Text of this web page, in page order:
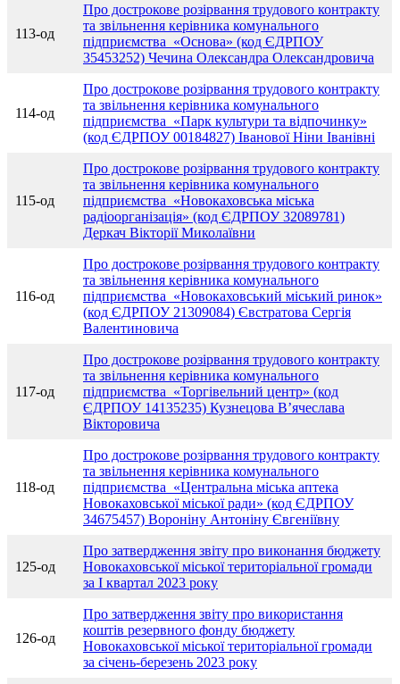
113-од
Про дострокове розірвання трудового контракту
та звільнення керівника комунального
підприємства «Основа» (код ЄДРПОУ
35453252) Чечина Олександра Олександровича
114-од
Про дострокове розірвання трудового контракту
та звільнення керівника комунального
підприємства «Парк культури та відпочинку»
(код ЄДРПОУ 00184827) Іванової Ніни Іванівні
115-од
Про дострокове розірвання трудового контракту
та звільнення керівника комунального
підприємства «Новокаховська міська
радіоорганізація» (код ЄДРПОУ 32089781)
Деркач Вікторії Миколаївни
116-од
Про дострокове розірвання трудового контракту
та звільнення керівника комунального
підприємства «Новокаховський міський ринок»
(код ЄДРПОУ 21309084) Євстратова Сергія
Валентиновича
117-од
Про дострокове розірвання трудового контракту
та звільнення керівника комунального
підприємства «Торгівельний центр» (код
ЄДРПОУ 14135235) Кузнецова В’ячеслава
Вікторовича
118-од
Про дострокове розірвання трудового контракту
та звільнення керівника комунального
підприємства «Центральна міська аптека
Новокаховської міської ради» (код ЄДРПОУ
34675457) Вороніну Антоніну Євгеніївну
125-од
Про затвердження звіту про виконання бюджету
Новокаховської міської територіальної громади
за І квартал 2023 року
126-од
Про затвердження звіту про використання
коштів резервного фонду бюджету
Новокаховської міської територіальної громади
за січень-березень 2023 року